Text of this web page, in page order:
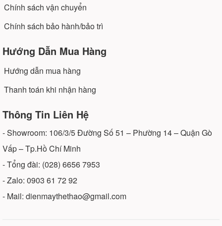
Chính sách vận chuyển
Chính sách bảo hành/bảo trì
Hướng Dẫn Mua Hàng
Hướng dẫn mua hàng
Thanh toán khi nhận hàng
Thông Tin Liên Hệ
- Showroom: 106/3/5 Đường Số 51 – Phường 14 – Quận Gò
Vấp – Tp.Hồ Chí Minh
- Tổng đài: (028) 6656 7953
- Zalo: 0903 61 72 92
- Mail: dienmaythethao@gmail.com